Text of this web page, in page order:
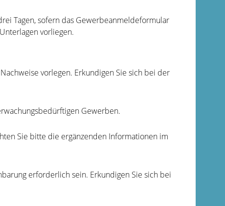
Tagen, sofern das Gewerbeanmeldeformular
vorliegen.
vorlegen. Erkundigen Sie sich bei der
Gewerben.
Sie bitte die ergänzenden Informationen im
erforderlich sein. Erkundigen Sie sich bei